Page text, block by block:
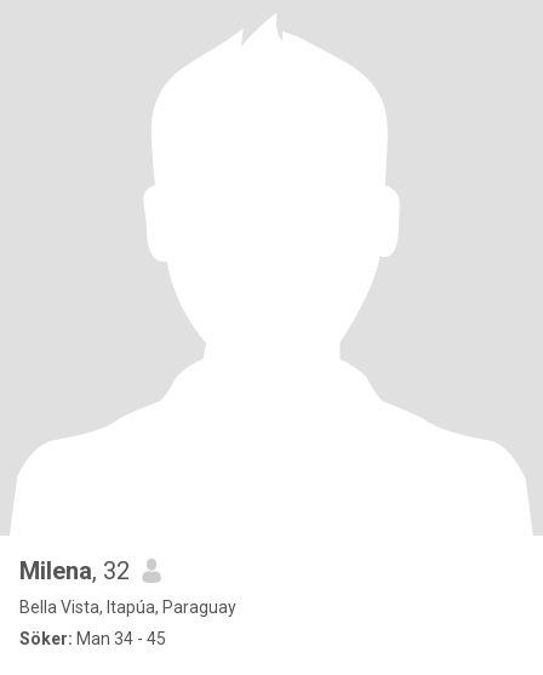
Milena, 32
Bella Vista, Itapúa, Paraguay
Söker: Man 34 - 45